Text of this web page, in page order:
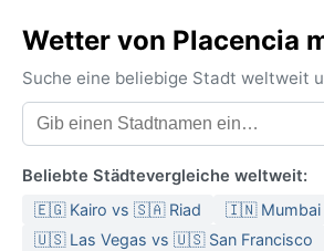
Wetter von Placencia
Suche eine beliebige Stadt weltweit
Beliebte Städtevergleiche weltweit:
🇪🇬 Kairo vs 🇸🇦 Riad 🇮🇳
🇺🇸 Las Vegas vs 🇺🇸 San Francisco